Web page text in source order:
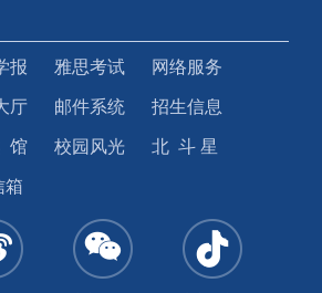
报 雅思考试 网络服务
厅 邮件系统 招生信息
馆 校园风光 北 斗 星
箱